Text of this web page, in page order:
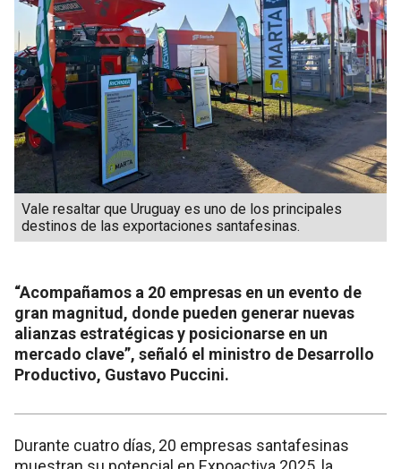
Vale resaltar que Uruguay es uno de los principales
destinos de las exportaciones santafesinas.
“Acompañamos a 20 empresas en un evento de
gran magnitud, donde pueden generar nuevas
alianzas estratégicas y posicionarse en un
mercado clave”, señaló el ministro de Desarrollo
Productivo, Gustavo Puccini.
Durante cuatro días, 20 empresas santafesinas